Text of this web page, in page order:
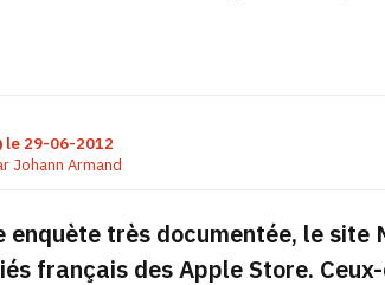
le 29-06-2012
Johann Armand
enquète très documentée, le
français des Apple Store.